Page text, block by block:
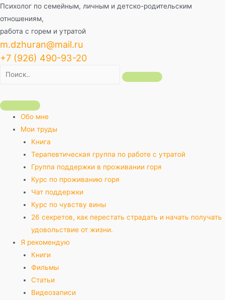
Перейти
к
содержимому
Психолог по семейным, личным и детско-родительским
отношениям,
работа с горем и утратой
m.dzhuran@mail.ru
+7 (926) 490-93-20
Обо мне
Мои труды
Книга
Терапевтическая группа по работе с утратой
Группа поддержки в проживании горя
Курс по проживанию горя
Чат поддержки
Курс по чувству вины
26 секретов, как перестать страдать и начать получать
удовольствие от жизни.
Я рекомендую
Книги
Фильмы
Статьи
Видеозаписи